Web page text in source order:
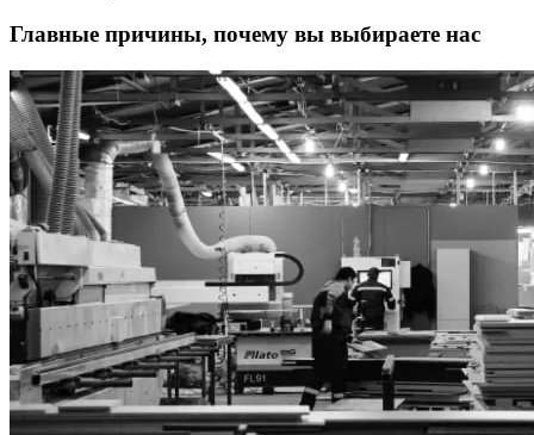
Главные причины, почему вы выбираете нас